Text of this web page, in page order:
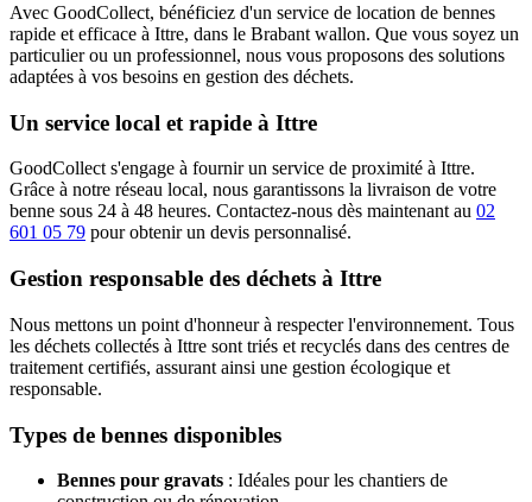
Avec GoodCollect, bénéficiez d'un service de location de bennes
rapide et efficace à Ittre, dans le Brabant wallon. Que vous soyez un
particulier ou un professionnel, nous vous proposons des solutions
adaptées à vos besoins en gestion des déchets.
Un service local et rapide à Ittre
GoodCollect s'engage à fournir un service de proximité à Ittre.
Grâce à notre réseau local, nous garantissons la livraison de votre
benne sous 24 à 48 heures. Contactez-nous dès maintenant au 02
601 05 79 pour obtenir un devis personnalisé.
Gestion responsable des déchets à Ittre
Nous mettons un point d'honneur à respecter l'environnement. Tous
les déchets collectés à Ittre sont triés et recyclés dans des centres de
traitement certifiés, assurant ainsi une gestion écologique et
responsable.
Types de bennes disponibles
Bennes pour gravats : Idéales pour les chantiers de